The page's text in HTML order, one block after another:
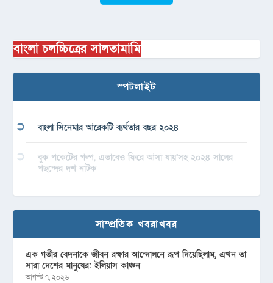
বাংলা চলচ্চিত্রের সালতামামি
স্পটলাইট
বাংলা সিনেমার আরেকটি ব্যর্থতার বছর ২০২৪
বুক পকেটের গল্প, এভাবেও ফিরে আসা যায়’সহ ২০২৪ সালের
পছন্দের দশ নাটক
সাম্প্রতিক খবরাখবর
এক গভীর বেদনাকে জীবন রক্ষার আন্দোলনে রূপ দিয়েছিলাম, এখন তা
সারা দেশের মানুষের: ইলিয়াস কাঞ্চন
আগস্ট ৭, ২০২৬